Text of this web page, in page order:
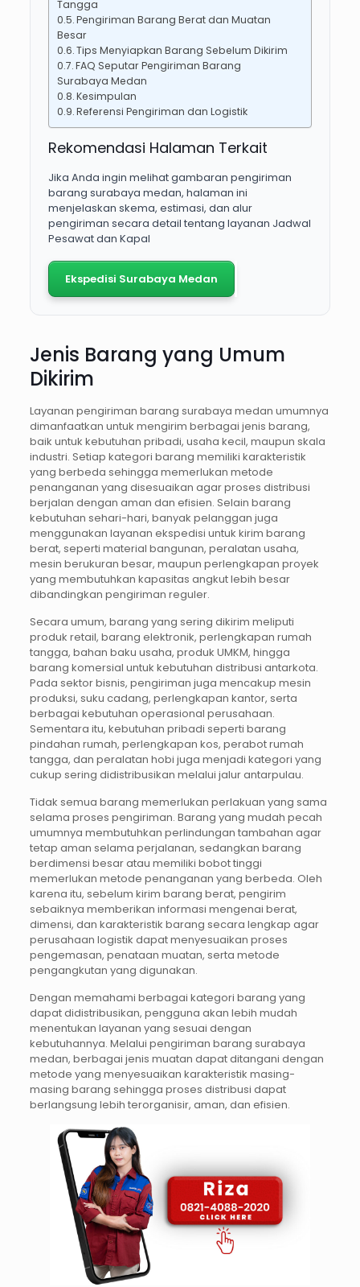
Tangga
Pengiriman Barang Berat dan Muatan
Besar
Tips Menyiapkan Barang Sebelum Dikirim
FAQ Seputar Pengiriman Barang
Surabaya Medan
Kesimpulan
Referensi Pengiriman dan Logistik
Rekomendasi Halaman Terkait
Jika Anda ingin melihat gambaran pengiriman
barang surabaya medan, halaman ini
menjelaskan skema, estimasi, dan alur
pengiriman secara detail tentang layanan Jadwal
Pesawat dan Kapal
Ekspedisi Surabaya Medan
Jenis Barang yang Umum
Dikirim
Layanan pengiriman barang surabaya medan umumnya
dimanfaatkan untuk mengirim berbagai jenis barang,
baik untuk kebutuhan pribadi, usaha kecil, maupun skala
industri. Setiap kategori barang memiliki karakteristik
yang berbeda sehingga memerlukan metode
penanganan yang disesuaikan agar proses distribusi
berjalan dengan aman dan efisien. Selain barang
kebutuhan sehari-hari, banyak pelanggan juga
menggunakan layanan ekspedisi untuk kirim barang
berat, seperti material bangunan, peralatan usaha,
mesin berukuran besar, maupun perlengkapan proyek
yang membutuhkan kapasitas angkut lebih besar
dibandingkan pengiriman reguler.
Secara umum, barang yang sering dikirim meliputi
produk retail, barang elektronik, perlengkapan rumah
tangga, bahan baku usaha, produk UMKM, hingga
barang komersial untuk kebutuhan distribusi antarkota.
Pada sektor bisnis, pengiriman juga mencakup mesin
produksi, suku cadang, perlengkapan kantor, serta
berbagai kebutuhan operasional perusahaan.
Sementara itu, kebutuhan pribadi seperti barang
pindahan rumah, perlengkapan kos, perabot rumah
tangga, dan peralatan hobi juga menjadi kategori yang
cukup sering didistribusikan melalui jalur antarpulau.
Tidak semua barang memerlukan perlakuan yang sama
selama proses pengiriman. Barang yang mudah pecah
umumnya membutuhkan perlindungan tambahan agar
tetap aman selama perjalanan, sedangkan barang
berdimensi besar atau memiliki bobot tinggi
memerlukan metode penanganan yang berbeda. Oleh
karena itu, sebelum kirim barang berat, pengirim
sebaiknya memberikan informasi mengenai berat,
dimensi, dan karakteristik barang secara lengkap agar
perusahaan logistik dapat menyesuaikan proses
pengemasan, penataan muatan, serta metode
pengangkutan yang digunakan.
Dengan memahami berbagai kategori barang yang
dapat didistribusikan, pengguna akan lebih mudah
menentukan layanan yang sesuai dengan
kebutuhannya. Melalui pengiriman barang surabaya
medan, berbagai jenis muatan dapat ditangani dengan
metode yang menyesuaikan karakteristik masing-
masing barang sehingga proses distribusi dapat
berlangsung lebih terorganisir, aman, dan efisien.